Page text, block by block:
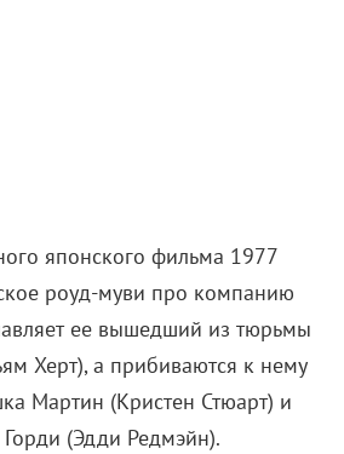
японского фильма 1977
роуд-муви про компанию
ее вышедший из тюрьмы
Херт), а прибиваются к нему
Мартин (Кристен Стюарт) и
(Эдди Редмэйн).